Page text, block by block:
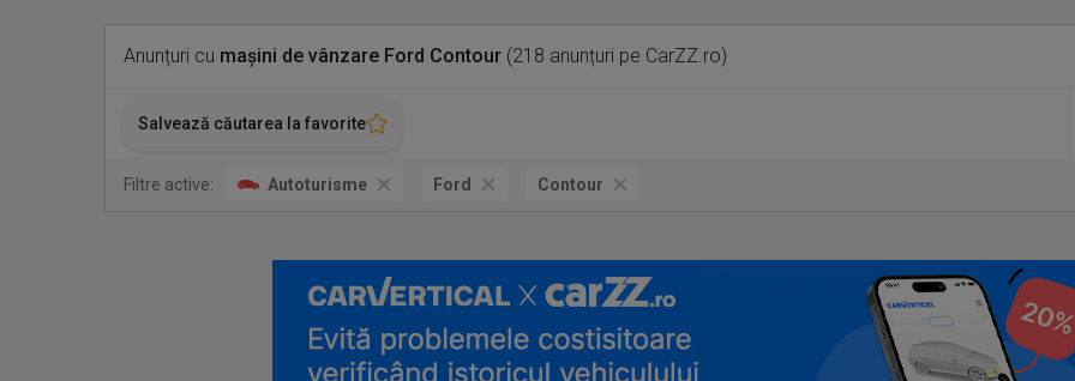
Anunțuri cu mașini de vânzare Ford Contour (218 anunțuri pe CarZZ.ro)
Salvează căutarea la favorite
Filtre active: Autoturisme Ford Contour